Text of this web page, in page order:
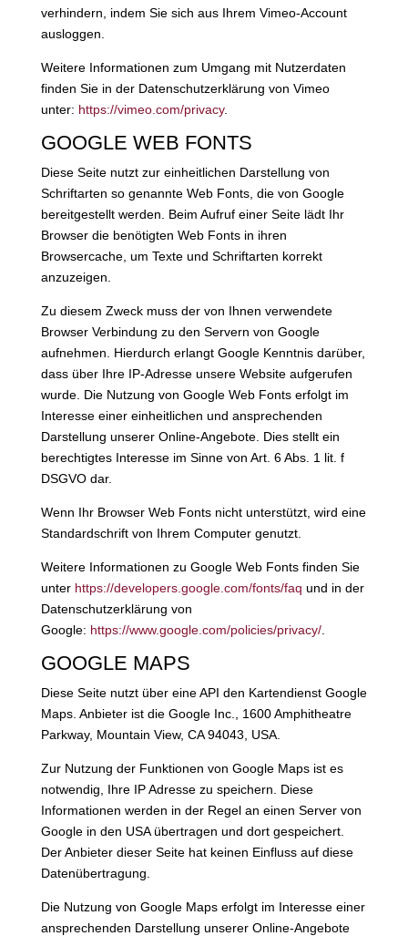
verhindern, indem Sie sich aus Ihrem Vimeo-Account
ausloggen.
Weitere Informationen zum Umgang mit Nutzerdaten
finden Sie in der Datenschutzerklärung von Vimeo
unter: https://vimeo.com/privacy.
GOOGLE WEB FONTS
Diese Seite nutzt zur einheitlichen Darstellung von
Schriftarten so genannte Web Fonts, die von Google
bereitgestellt werden. Beim Aufruf einer Seite lädt Ihr
Browser die benötigten Web Fonts in ihren
Browsercache, um Texte und Schriftarten korrekt
anzuzeigen.
Zu diesem Zweck muss der von Ihnen verwendete
Browser Verbindung zu den Servern von Google
aufnehmen. Hierdurch erlangt Google Kenntnis darüber,
dass über Ihre IP-Adresse unsere Website aufgerufen
wurde. Die Nutzung von Google Web Fonts erfolgt im
Interesse einer einheitlichen und ansprechenden
Darstellung unserer Online-Angebote. Dies stellt ein
berechtigtes Interesse im Sinne von Art. 6 Abs. 1 lit. f
DSGVO dar.
Wenn Ihr Browser Web Fonts nicht unterstützt, wird eine
Standardschrift von Ihrem Computer genutzt.
Weitere Informationen zu Google Web Fonts finden Sie
unter https://developers.google.com/fonts/faq und in der
Datenschutzerklärung von
Google: https://www.google.com/policies/privacy/.
GOOGLE MAPS
Diese Seite nutzt über eine API den Kartendienst Google
Maps. Anbieter ist die Google Inc., 1600 Amphitheatre
Parkway, Mountain View, CA 94043, USA.
Zur Nutzung der Funktionen von Google Maps ist es
notwendig, Ihre IP Adresse zu speichern. Diese
Informationen werden in der Regel an einen Server von
Google in den USA übertragen und dort gespeichert.
Der Anbieter dieser Seite hat keinen Einfluss auf diese
Datenübertragung.
Die Nutzung von Google Maps erfolgt im Interesse einer
ansprechenden Darstellung unserer Online-Angebote